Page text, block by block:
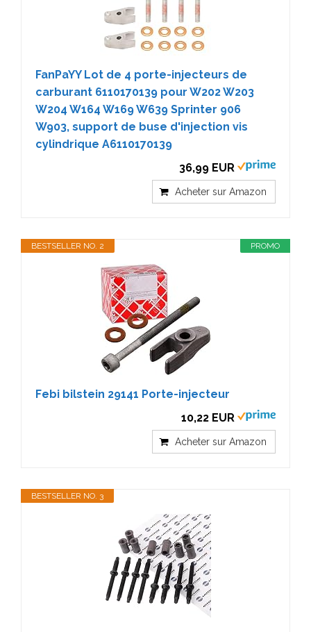
FanPaYY Lot de 4 porte-injecteurs de
carburant 6110170139 pour W202 W203
W204 W164 W169 W639 Sprinter 906
W903, support de buse d'injection vis
cylindrique A6110170139
36,99 EUR
Acheter sur Amazon
PROMO
BESTSELLER NO. 2
Febi bilstein 29141 Porte-injecteur
10,22 EUR
Acheter sur Amazon
BESTSELLER NO. 3